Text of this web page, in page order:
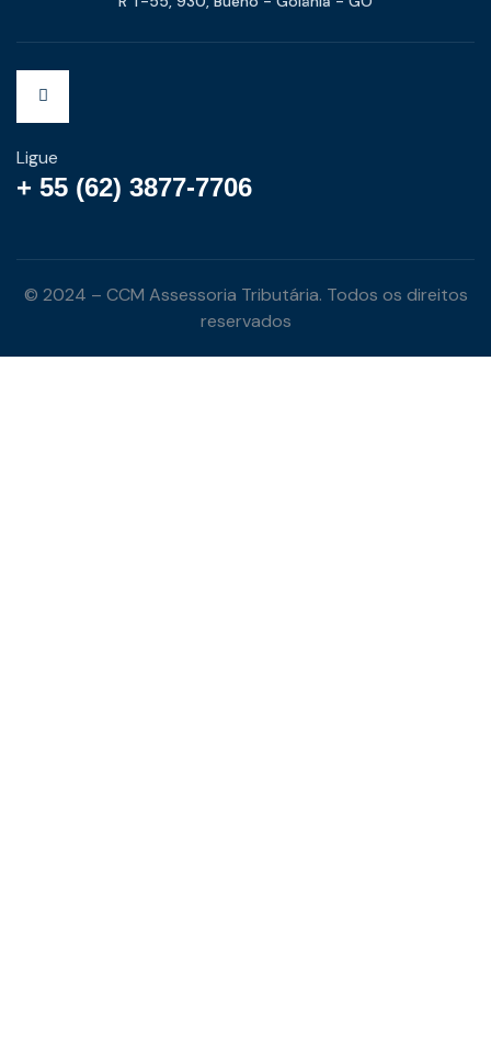
Ligue
+ 55 (62) 3877-7706
© 2024 – CCM Assessoria Tributária. Todos os direitos
reservados